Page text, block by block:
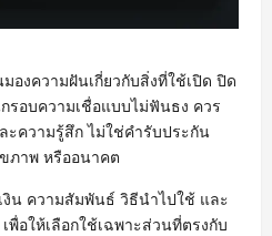
องความฝันเกี่ยวกับสิ่งที่ใช้เปิด ปิด
รอบความเชื่อแบบไม่ฟันธง ควร
ความรู้สึก ไม่ใช่คำรับประกัน
ภาพ หรืออนาคต
น ความสัมพันธ์ วิธีนำไปใช้ และ
อให้เลือกใช้เฉพาะส่วนที่ตรงกับ